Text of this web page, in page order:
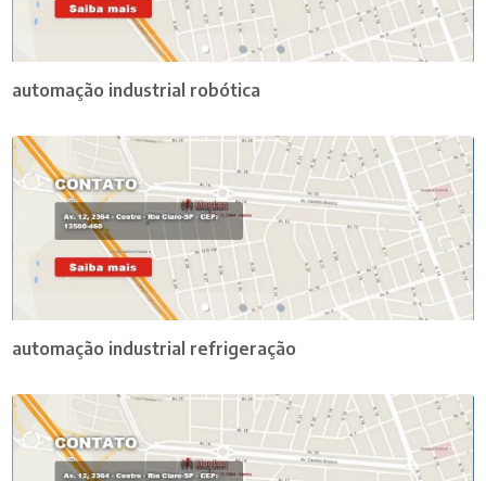
automação industrial robótica
automação industrial refrigeração